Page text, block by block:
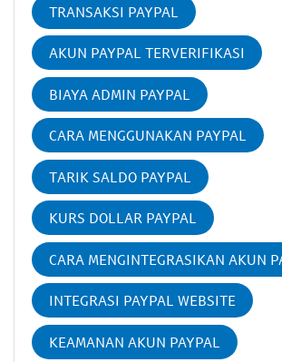
TRANSAKSI PAYPAL
AKUN PAYPAL TERVERIFIKASI
BIAYA ADMIN PAYPAL
CARA MENGGUNAKAN PAYPAL
TARIK SALDO PAYPAL
KURS DOLLAR PAYPAL
CARA MENGINTEGRASIKAN AKUN
INTEGRASI PAYPAL WEBSITE
KEAMANAN AKUN PAYPAL